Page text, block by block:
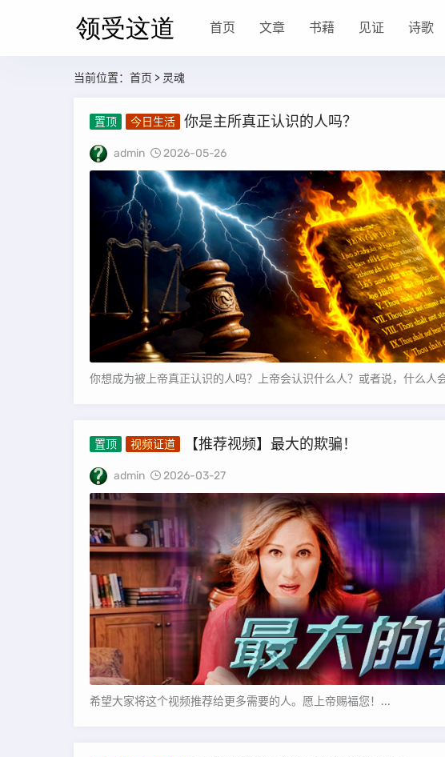
首页 文章 书藉 见证 诗歌
当前位置： 首页 > 灵魂
置顶 今日生活 你是主所真正认识的人吗？
admin 2026-05-26
你想成为被上帝真正认识的人吗？上帝会认识什么人？或者说，什么
置顶 视频证道 【推荐视频】最大的欺骗！
admin 2026-03-27
希望大家将这个视频推荐给更多需要的人。愿上帝赐福您！...